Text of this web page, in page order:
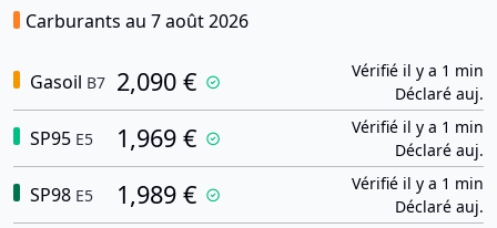
Carburants au 7 août 2026
Gasoil B7 2,090 €
Vérifié il y a 1 min
Déclaré auj.
SP95 E5 1,969 €
Vérifié il y a 1 min
Déclaré auj.
SP98 E5 1,989 €
Vérifié il y a 1 min
Déclaré auj.